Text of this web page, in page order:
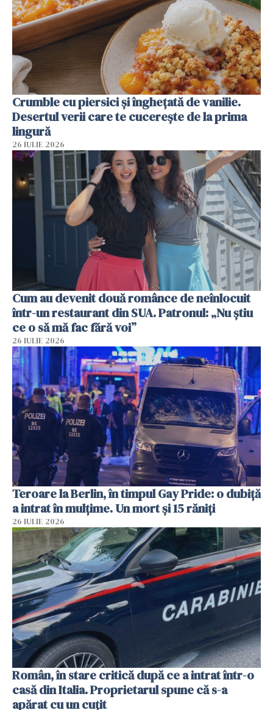
Crumble cu piersici și înghețată de vanilie.
Desertul verii care te cucerește de la prima
lingură
26 IULIE 2026
Cum au devenit două românce de neînlocuit
într-un restaurant din SUA. Patronul: „Nu știu
ce o să mă fac fără voi”
26 IULIE 2026
Teroare la Berlin, în timpul Gay Pride: o dubiță
a intrat în mulțime. Un mort și 15 răniți
26 IULIE 2026
Român, în stare critică după ce a intrat într-o
casă din Italia. Proprietarul spune că s-a
apărat cu un cuțit